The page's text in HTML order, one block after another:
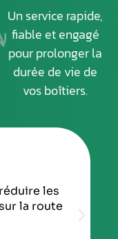
Un service rapide,
fiable et engagé
pour prolonger la
durée de vie de
vos boîtiers.
les
la route